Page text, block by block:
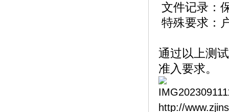
文件记录：
特殊要求：
通过以上测
准入要求。
http://